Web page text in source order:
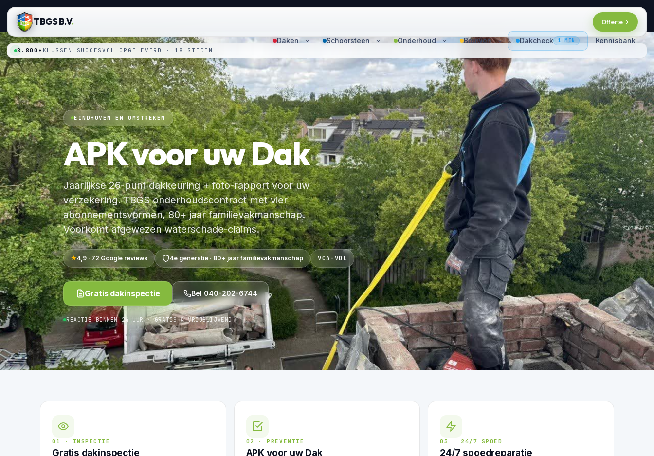
TBGS B.V. Offerte
Daken Schoorsteen Onderhoud Bouwen Dakcheck 1 MIN Kennisbank
EINDHOVEN EN OMSTREKEN
APK voor uw Dak
Jaarlijkse 26-punt dakkeuring + foto-rapport voor uw
verzekering. TBGS onderhoudscontract met vier
abonnementsvormen, 80+ jaar familievakmanschap.
Voorkomt afgewezen waterschade-claims.
4,9 · 72 Google reviews 4e generatie · 80+ jaar familievakmanschap VCA-VOL
Gratis dakinspectie Bel 040-202-6744
REACTIE BINNEN 24 UUR · GRATIS & VRIJBLIJVEND
8.800+ KLUSSEN SUCCESVOL OPGELEVERD · 18 STEDEN
01 · INSPECTIE
Gratis dakinspectie
02 · PREVENTIE
APK voor uw Dak
03 · 24/7 SPOED
24/7 spoedreparatie